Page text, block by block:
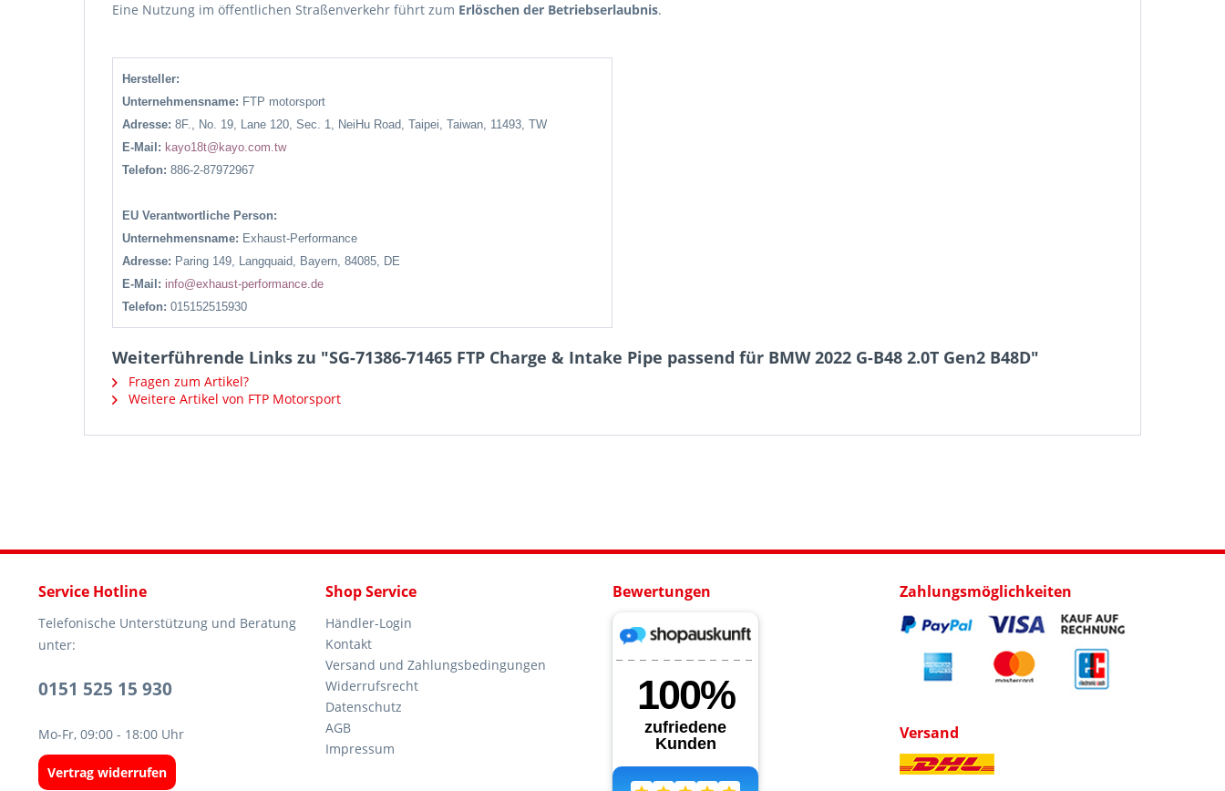
Eine Nutzung im öffentlichen Straßenverkehr führt zum Erlöschen der Betriebserlaubnis.
Hersteller:
Unternehmensname: FTP motorsport
Adresse: 8F., No. 19, Lane 120, Sec. 1, NeiHu Road, Taipei, Taiwan, 11493, TW
E-Mail: kayo18t@kayo.com.tw
Telefon: 886-2-87972967
EU Verantwortliche Person:
Unternehmensname: Exhaust-Performance
Adresse: Paring 149, Langquaid, Bayern, 84085, DE
E-Mail: info@exhaust-performance.de
Telefon: 015152515930
Weiterführende Links zu "SG-71386-71465 FTP Charge & Intake Pipe passend für BMW 2022 G-B48 2.0T Gen2 B48D"
Fragen zum Artikel?
Weitere Artikel von FTP Motorsport
Service Hotline
Telefonische Unterstützung und Beratung
unter:
0151 525 15 930
Mo-Fr, 09:00 - 18:00 Uhr
Vertrag widerrufen
Shop Service
Händler-Login
Kontakt
Versand und Zahlungsbedingungen
Widerrufsrecht
Datenschutz
AGB
Impressum
Bewertungen Zahlungsmöglichkeiten
Versand